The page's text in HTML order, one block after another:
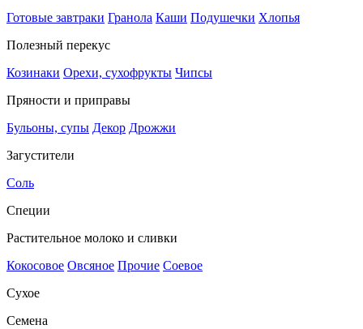
Готовые завтраки Гранола Каши Подушечки Хлопья
Полезный перекус
Козинаки Орехи, сухофрукты Чипсы
Пряности и приправы
Бульоны, супы Декор Дрожжи
Загустители
Соль
Специи
Растительное молоко и сливки
Кокосовое Овсяное Прочие Соевое
Сухое
Семена